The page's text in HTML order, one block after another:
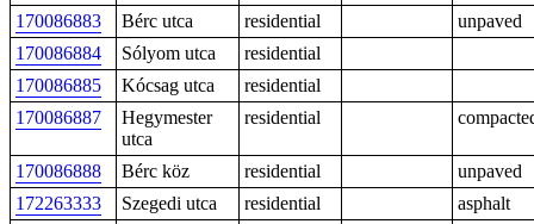
170086883 Bérc utca residential
unpaved
170086884
Sólyom utca
residential
170086885
Kócsag utca
residential
170086887
Hegymester
utca
residential
170086888 Bérc köz residential
unpaved
172263333
Szegedi utca residential
asphalt